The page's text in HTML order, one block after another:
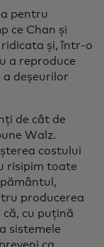
pentru
ce Chan și
ridicata și, într-o
a reproduce
deșeurilor
de cât de
Walz.
costului
risipim toate
producerea
că, cu puțină
sistemele